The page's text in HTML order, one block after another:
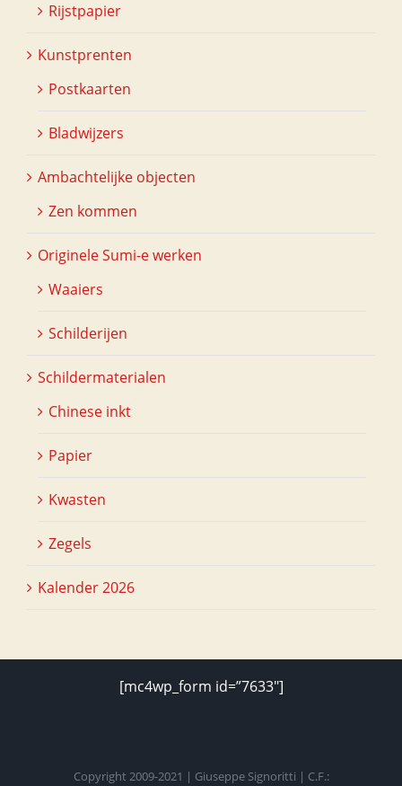
Rijstpapier
Kunstprenten
Postkaarten
Bladwijzers
Ambachtelijke objecten
Zen kommen
Originele Sumi-e werken
Waaiers
Schilderijen
Schildermaterialen
Chinese inkt
Papier
Kwasten
Zegels
Kalender 2026
[mc4wp_form id=”7633″]
Copyright 2009-2021 | Giuseppe Signoritti | C.F.: